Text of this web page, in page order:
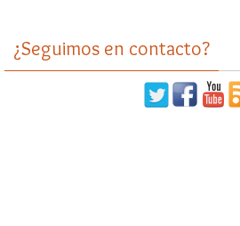
¿Seguimos en contacto?